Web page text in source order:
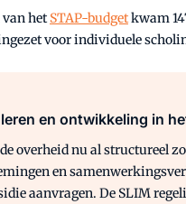
van hetSTAP-budgetkwam
voor individuele
en ontwikkeling in
overheid nu al structureel
en
aanvragen. De SLIM